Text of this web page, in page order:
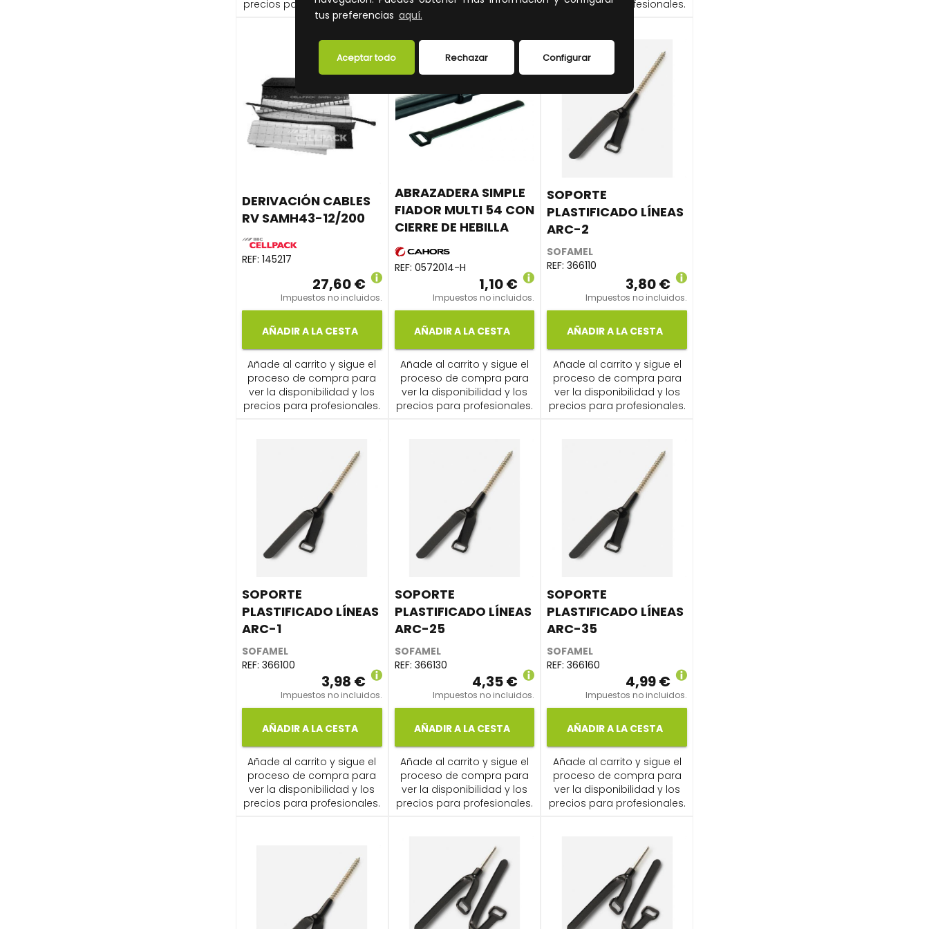
tus preferencias aquí.
Configurar
Rechazar
Aceptar todo
precios para profesionales.
precios para profesionales.
precios para profesionales.
DERIVACIÓN CABLES
RV SAMH43-12/200
REF: 145217
27,60 €
Impuestos no incluidos.
AÑADIR A LA CESTA
Añade al carrito y sigue el
proceso de compra para
ver la disponibilidad y los
precios para profesionales.
ABRAZADERA SIMPLE
FIADOR MULTI 54 CON
CIERRE DE HEBILLA
REF: 0572014-H
1,10 €
Impuestos no incluidos.
AÑADIR A LA CESTA
Añade al carrito y sigue el
proceso de compra para
ver la disponibilidad y los
precios para profesionales.
SOPORTE
PLASTIFICADO LÍNEAS
ARC-2
SOFAMEL
REF:366110
3,80 €
Impuestos no incluidos.
AÑADIR A LA CESTA
Añade al carrito y sigue el
proceso de compra para
ver la disponibilidad y los
precios para profesionales.
SOPORTE
PLASTIFICADO LÍNEAS
ARC-1
SOFAMEL
REF: 366100
3,98 €
Impuestos no incluidos.
AÑADIR A LA CESTA
Añade al carrito y sigue el
proceso de compra para
ver la disponibilidad y los
precios para profesionales.
SOPORTE
PLASTIFICADO LÍNEAS
ARC-25
SOFAMEL
REF: 366130
4,35 €
Impuestos no incluidos.
AÑADIR A LA CESTA
Añade al carrito y sigue el
proceso de compra para
ver la disponibilidad y los
precios para profesionales.
SOPORTE
PLASTIFICADO LÍNEAS
ARC-35
SOFAMEL
REF:366160
4,99 €
Impuestos no incluidos.
AÑADIR A LA CESTA
Añade al carrito y sigue el
proceso de compra para
ver la disponibilidad y los
precios para profesionales.